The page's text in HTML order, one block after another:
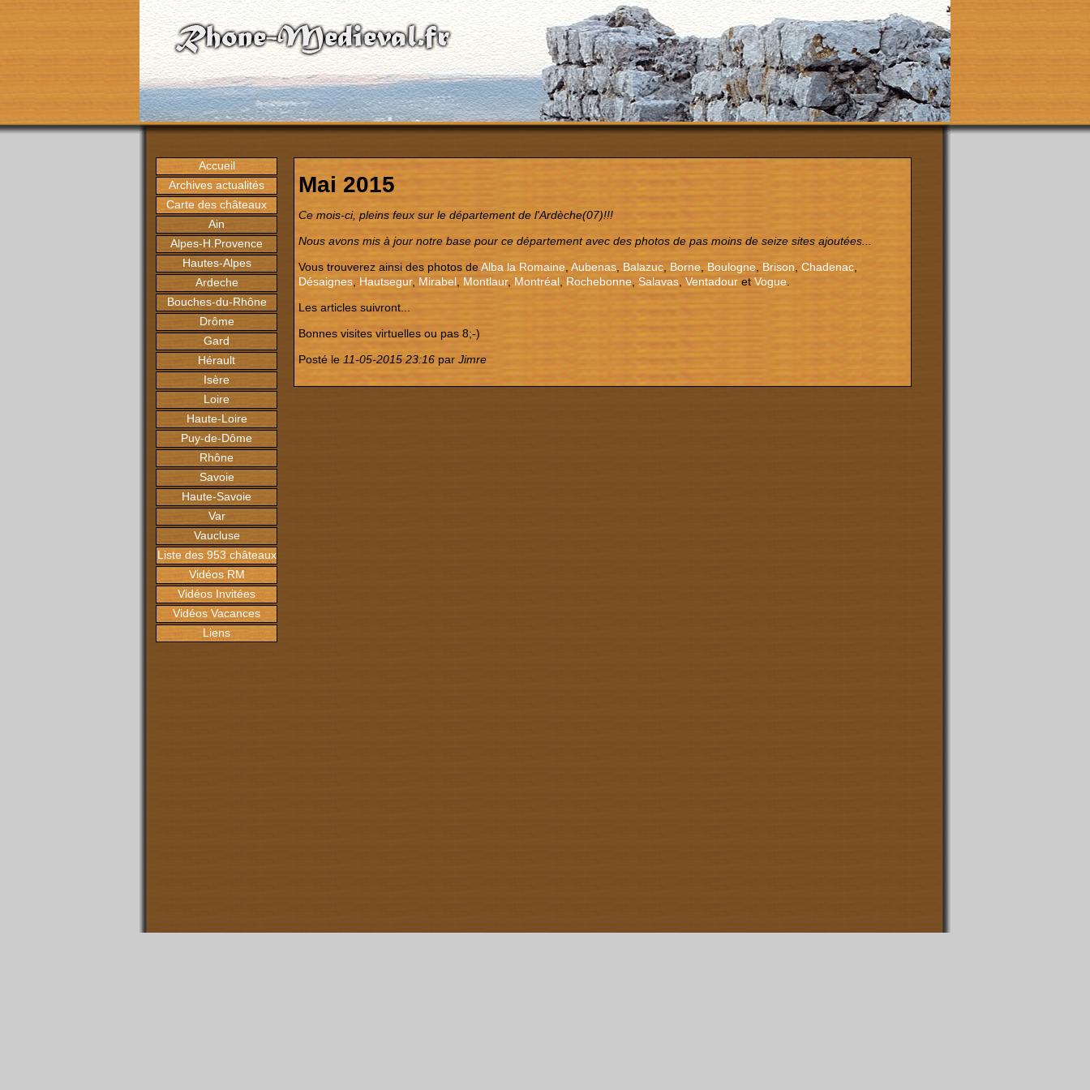
Accueil
Archives actualités
Carte des châteaux
Ain
Alpes-H.Provence
Hautes-Alpes
Ardeche
Bouches-du-Rhône
Drôme
Gard
Hérault
Isère
Loire
Haute-Loire
Puy-de-Dôme
Rhône
Savoie
Haute-Savoie
Var
Vaucluse
Liste des 953 châteaux
Vidéos RM
Vidéos Invitées
Vidéos Vacances
Liens
Mai 2015
Ce mois-ci, pleins feux sur le département de l'Ardèche(07)!!!
Nous avons mis à jour notre base pour ce département avec des photos de pas moins de seize sites ajoutées...
Vous trouverez ainsi des photos deAlba la Romaine Aubenas Balazuc Borne Boulogne Brison Chadenac
Désaignes Hautsegur, Mirabel Montlaur, Montréal Rochebonne Salavas Ventadour et Vogue
Les articles suivront...
Bonnes visites virtuelles ou pas 8;-)
Posté le 11-05-2015 23:16 par Jimre